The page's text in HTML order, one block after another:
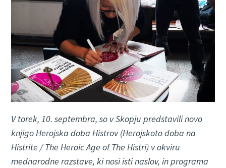
V torek, 10. septembra, so v Skopju predstavili novo
knjigo Herojska doba Histrov (Herojskoto doba na
Histrite / The Heroic Age of The Histri) v okviru
mednarodne razstave, ki nosi isti naslov, in programa